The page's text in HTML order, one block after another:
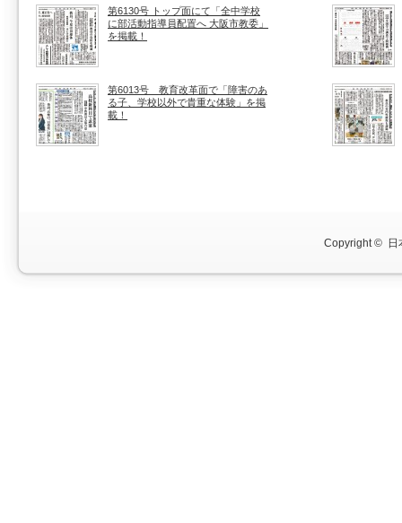
第6130号 トップ面にて「全中学校
に部活動指導員配置へ 大阪市教委」
を掲載！
第6013号 教育改革面で「障害のあ
る子、学校以外で貴重な体験」を掲
載！
Copyright © 日